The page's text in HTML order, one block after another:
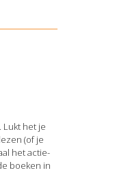
Lukt het je
(of je
het actie-
boeken in